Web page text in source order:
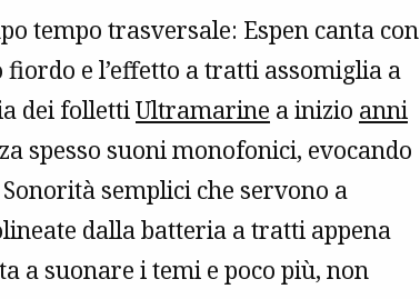
tempo trasversale: Espen canta con
e l’effetto a tratti assomiglia a
dei follettiUltramarine a inizio anni
spesso suoni monofonici, evocando
semplici che servono a
dalla batteria a tratti appena
a suonare i temi e poco più, non